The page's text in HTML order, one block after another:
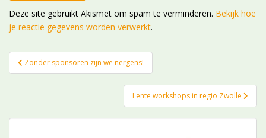
Deze site gebruikt Akismet om spam te verminderen. Bekijk hoe
je reactie gegevens worden verwerkt.
Bericht
navigatie
Zonder sponsoren zijn we nergens!
Lente workshops in regio Zwolle